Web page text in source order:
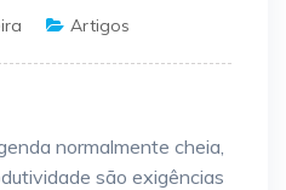
Artigos
normalmente cheia,
são exigências